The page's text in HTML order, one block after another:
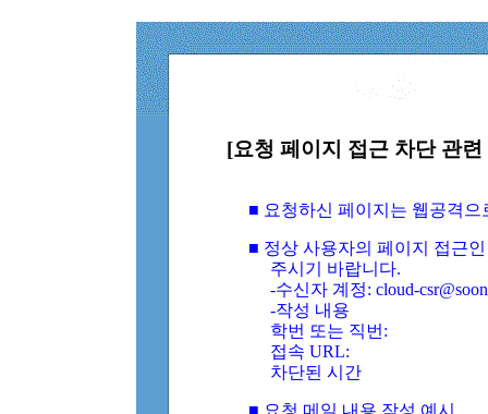
[요청 페이지 접근 차단 관
■ 요청하신 페이지는 웹공격
■ 정상 사용자의 페이지 접근
주시기 바랍니다.
-수신자 계정: cloud-
-작성 내용
학번 또는 직번:
접속 URL:
차단된 시간
■ 요청 메일 내용 작성 예시